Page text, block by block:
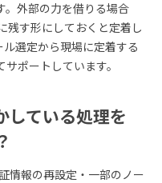
。外部の力を借りる場合
残す形にしておくと定着し
選定から現場に定着する
ポートしています。
している処理を
情報の再設定・一部のノー